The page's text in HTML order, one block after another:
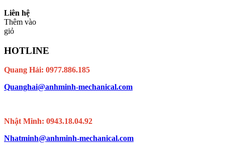
Liên hệ
Thêm vào
giỏ
HOTLINE
Quang Hải: 0977.886.185
Quanghai@anhminh-mechanical.com
Nhật Minh: 0943.18.04.92
Nhatminh@anhminh-mechanical.com